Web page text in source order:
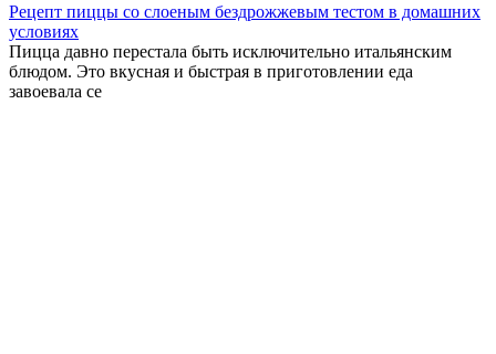
Рецепт пиццы со слоеным бездрожжевым тестом в домашних
условиях
Пицца давно перестала быть исключительно итальянским
блюдом. Это вкусная и быстрая в приготовлении еда
завоевала се